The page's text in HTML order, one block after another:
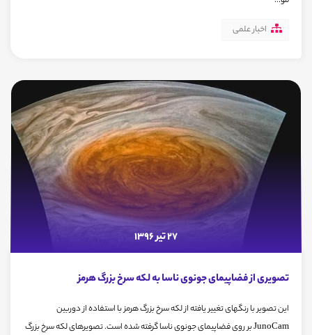
اخبار علمی
27 تیر 1396
تصویری از فضاپیمای جونوی ناسا به لکه سرخ بزرگ هرمز
این تصویر با رنگهای تغییر یافته از لکه سرخ بزرگ هرمز با استفاده از دوربین
JunoCam بر روی فضاپیمای جونوی ناسا گرفته شده است. تصویرهای لکه سرخ بزرگ